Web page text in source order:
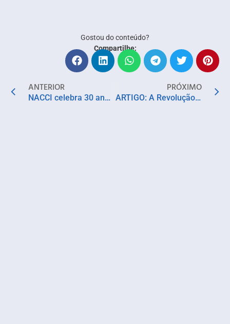
Gostou do conteúdo?
Compartilhe:
ANTERIOR
NACCI celebra 30 anos com Missa em Ação de Graças
PRÓXIMO
ARTIGO: A Revolução da IA. Oportunidades e desafios em um mundo de transformações aceleradas